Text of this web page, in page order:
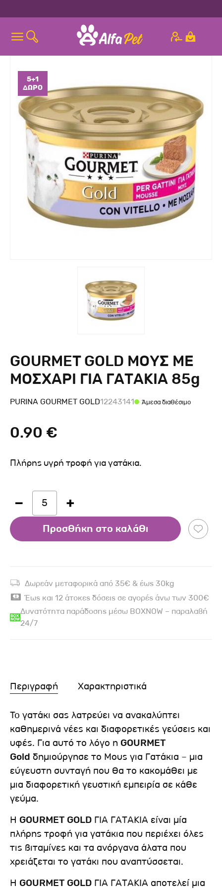
5+1
ΔΏΡΟ
GOURMET GOLD ΜΟΥΣ ΜΕ
ΜΟΣΧΑΡΙ ΓΙΑ ΓΑΤΑΚΙΑ 85g
PURINA GOURMET GOLD12243141 Άμεσα διαθέσιμο
0.90 €
Πλήρης υγρή τροφή για γατάκια.
5
Προσθήκη στο καλάθι
Δωρεάν μεταφορικά από 35€ & έως 30kg
Έως και 12 άτοκες δόσεις σε αγορές άνω των 300€
Δυνατότητα παράδοσης μέσω BOXNOW – παραλαβή
24/7
Περιγραφή Χαρακτηριστικά
To γατάκι σας λατρεύει να ανακαλύπτει
καθημερινά νέες και διαφορετικές γεύσεις και
υφές. Για αυτό το λόγο η GOURMET
Gold δημιούργησε το Μους για Γατάκια – μια
εύγευστη συνταγή που θα το κακομάθει με
μια διαφορετική γευστική εμπειρία σε κάθε
γεύμα.
Η GOURMET GOLD ΓΙΑ ΓΑΤΑΚΙΑ είναι μία
πλήρης τροφή για γατάκια που περιέχει όλες
τις βιταμίνες και τα ανόργανα άλατα που
χρειάζεται το γατάκι που αναπτύσσεται.
Η GOURMET GOLD ΓΙΑ ΓΑΤΑΚΙΑ αποτελεί μια